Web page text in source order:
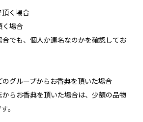
頂く場合
く場合
合でも、個人か連名なのかを確認してお
グループからお香典を頂いた場合
からお香典を頂いた場合は、少額の品物
。